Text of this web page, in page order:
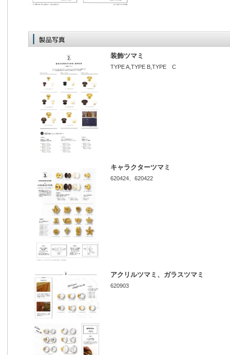
装飾ツマミ
TYPE A,TYPE B,TYPE C
キャラクターツマミ
620424、620422
アクリルツマミ、ガラスツマミ
620903